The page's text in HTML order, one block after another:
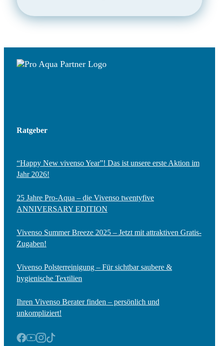
Ratgeber
“Happy New vivenso Year”! Das ist unsere erste Aktion im
Jahr 2026!
25 Jahre Pro-Aqua – die Vivenso twentyfive
ANNIVERSARY EDITION
Vivenso Summer Breeze 2025 – Jetzt mit attraktiven Gratis-
Zugaben!
Vivenso Polsterreinigung – Für sichtbar saubere &
hygienische Textilien
Ihren Vivenso Berater finden – persönlich und
unkompliziert!